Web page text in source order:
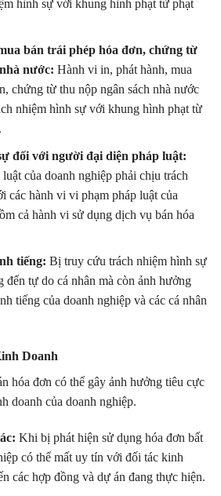
hình sự với khung hình phạt từ phạt
bán trái phép hóa đơn, chứng từ
nước: Hành vi in, phát hành, mua
chứng từ thu nộp ngân sách nhà nước
nhiệm hình sự với khung hình phạt từ
đối với người đại diện pháp luật:
của doanh nghiệp phải chịu trách
các hành vi vi phạm pháp luật của
cả hành vi sử dụng dịch vụ bán hóa
tiếng: Bị truy cứu trách nhiệm hình sự
đến tự do cá nhân mà còn ảnh hưởng
tiếng của doanh nghiệp và các cá nhân
Doanh
hóa đơn có thể gây ảnh hưởng tiêu cực
doanh của doanh nghiệp.
Khi bị phát hiện sử dụng hóa đơn bất
có thể mất uy tín với đối tác kinh
các hợp đồng và dự án đang thực hiện.